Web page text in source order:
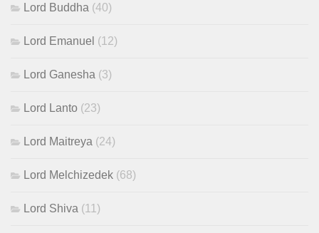
Lord Buddha (40)
Lord Emanuel (12)
Lord Ganesha (3)
Lord Lanto (23)
Lord Maitreya (24)
Lord Melchizedek (68)
Lord Shiva (11)